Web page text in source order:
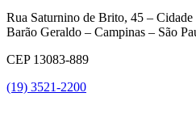
Rua Saturnino de Brito, 45 –
Barão Geraldo – Campinas – São
CEP 13083-889
(19) 3521-2200